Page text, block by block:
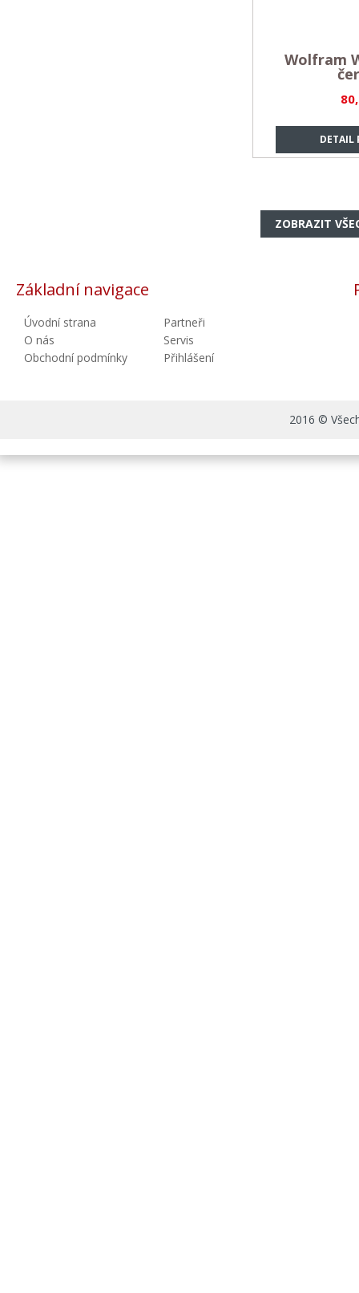
DETAIL
Wolfram
ZOBRAZIT
Základní navigace
Úvodní strana
O nás
Obchodní podmínky
Partneři
Servis
Přihlášení
2016 ©